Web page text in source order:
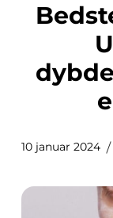
Bedste Produkter mod
10 januar 2024